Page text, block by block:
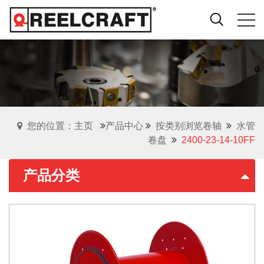
您的位置：主页 产品中心 按类别浏览卷轴
水管
卷盘
2400-23-14-10FF
产品分类